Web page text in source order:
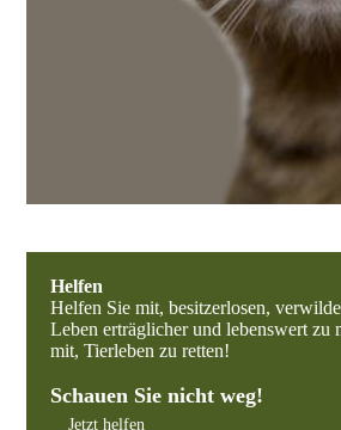
Helfen
Helfen Sie mit, besitzerlosen,
Leben erträglicher und lebenswert zu
mit, Tierleben zu retten!
Schauen Sie nicht weg!
Jetzt helfen